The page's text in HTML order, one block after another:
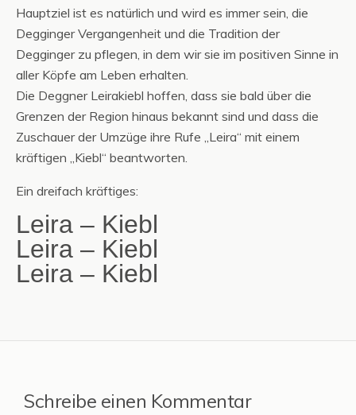
Hauptziel ist es natürlich und wird es immer sein, die
Degginger Vergangenheit und die Tradition der
Degginger zu pflegen, in dem wir sie im positiven Sinne in
aller Köpfe am Leben erhalten.
Die Deggner Leirakiebl hoffen, dass sie bald über die
Grenzen der Region hinaus bekannt sind und dass die
Zuschauer der Umzüge ihre Rufe „Leira“ mit einem
kräftigen „Kiebl“ beantworten.
Ein dreifach kräftiges:
Leira – Kiebl
Leira – Kiebl
Leira – Kiebl
Schreibe einen Kommentar